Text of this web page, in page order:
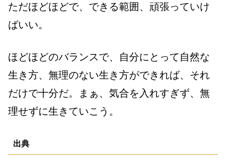
ただほどほどで、できる範囲、頑張っていけ
ばいい。
ほどほどのバランスで、自分にとって自然な
生き方、無理のない生き方ができれば、それ
だけで十分だ。まぁ、気合を入れすぎず、無
理せずに生きていこう。
出典